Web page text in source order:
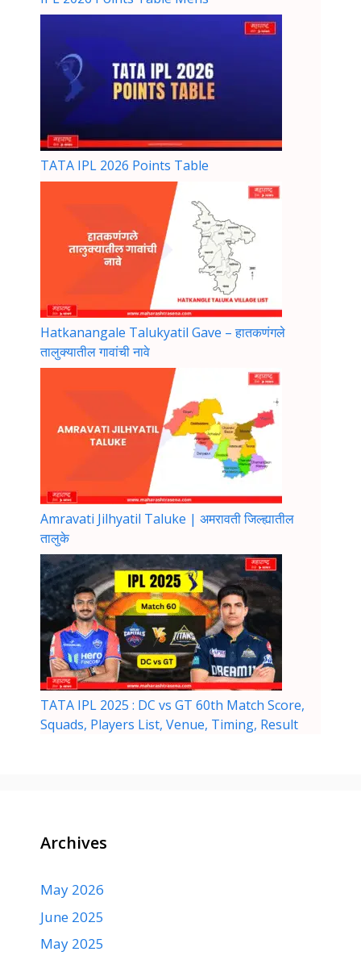
TATA IPL 2026 Points Table
Hatkanangale Talukyatil Gave – हातकणंगले
तालुक्यातील गावांची नावे
Amravati Jilhyatil Taluke | अमरावती जिल्ह्यातील
तालुके
TATA IPL 2025 : DC vs GT 60th Match Score,
Squads, Players List, Venue, Timing, Result
Archives
May 2026
June 2025
May 2025